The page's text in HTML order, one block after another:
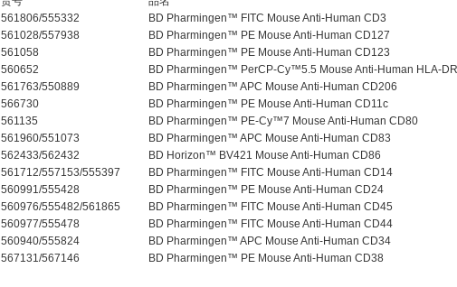
561806/555332
BD Pharmingen™ FITC Mouse Anti-Human CD3
561028/557938
BD Pharmingen™ PE Mouse Anti-Human CD127
561058
BD Pharmingen™ PE Mouse Anti-Human CD123
560652
BD Pharmingen™ PerCP-Cy™5.5 Mouse Anti-Human HLA-DR
561763/550889
BD Pharmingen™ APC Mouse Anti-Human CD206
566730
BD Pharmingen™ PE Mouse Anti-Human CD11c
561135
BD Pharmingen™ PE-Cy™7 Mouse Anti-Human CD80
561960/551073
BD Pharmingen™ APC Mouse Anti-Human CD83
562433/562432
BD Horizon™ BV421 Mouse Anti-Human CD86
561712/557153/555397
BD Pharmingen™ FITC Mouse Anti-Human CD14
560991/555428
BD Pharmingen™ PE Mouse Anti-Human CD24
560976/555482/561865
BD Pharmingen™ FITC Mouse Anti-Human CD45
560977/555478
BD Pharmingen™ FITC Mouse Anti-Human CD44
560940/555824
BD Pharmingen™ APC Mouse Anti-Human CD34
567131/567146
BD Pharmingen™ PE Mouse Anti-Human CD38